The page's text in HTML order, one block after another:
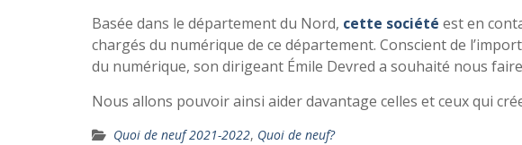
Basée dans le département du Nord, cette société est en
chargés du numérique de ce département. Conscient de
du numérique, son dirigeant Émile Devred a souhaité nous
Nous allons pouvoir ainsi aider davantage celles et ceux qui
Quoi de neuf 2021-2022, Quoi de neuf?